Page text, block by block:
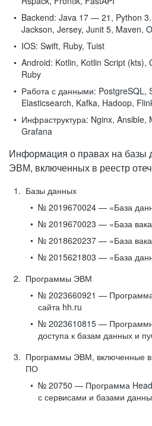
Backend: Java 17 — 21, Python
Jackson, Jersey, Junit 5, Maven,
IOS: Swift, Ruby, Tuist
Android: Kotlin, Kotlin Script (kts),
Ruby
Работа с данными: PostgreSQL,
Elasticsearch, Kafka, Hadoop,
Инфраструктура: Nginx, Ansible,
Grafana
Информация о правах на базы
ЭВМ, включенных в реестр
Базы данных
№ 2019670024 — «База
№ 2019670023 — «База
№ 2018620237 — «База
№ 2015621803 — «База
Программы ЭВМ
№ 2023660921 —
сайта hh.ru
№ 2023610815 —
доступа к базам данных и
Программы ЭВМ, включенные в
ПО
№ 20750 — Программа
с сервисами и базами